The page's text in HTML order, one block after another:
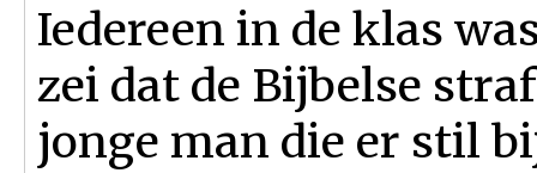
Iedereen in de klas
zei dat de Bijbelse
jonge man die er stil